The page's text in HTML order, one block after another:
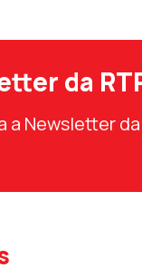
da
a Newsletter